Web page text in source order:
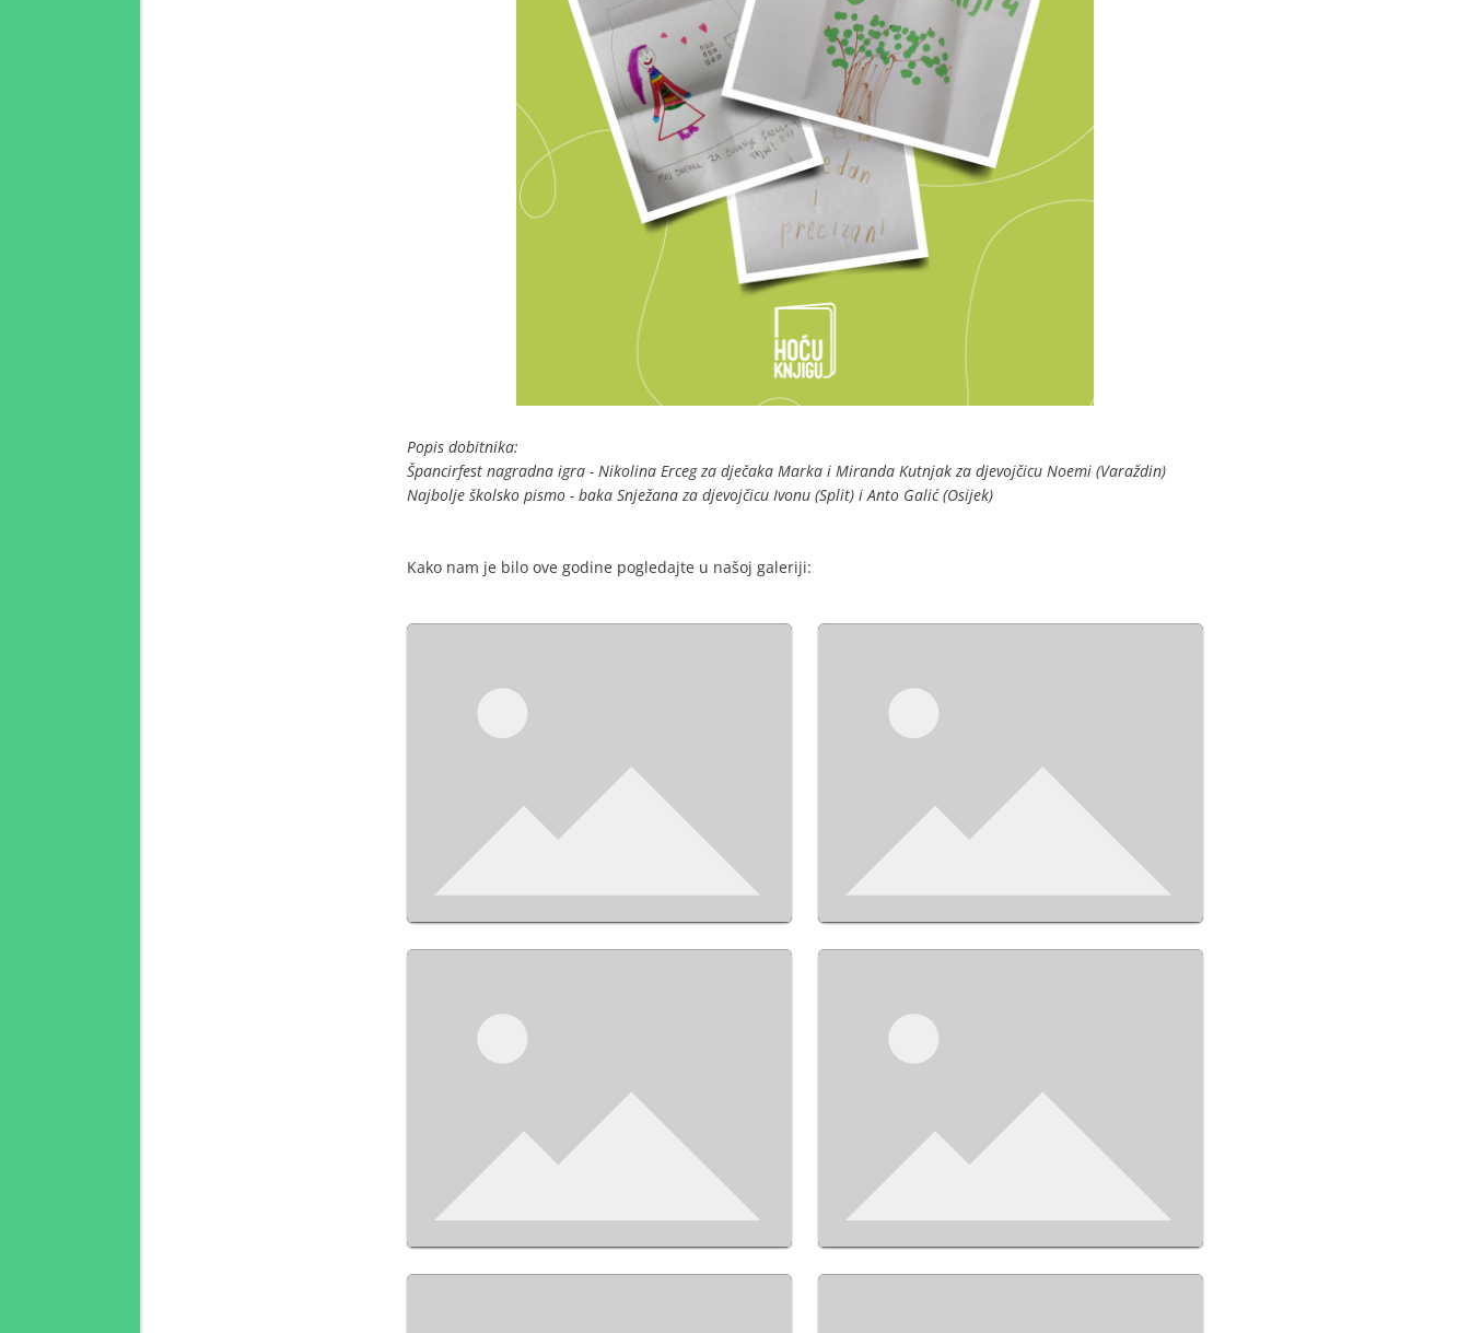
Popis dobitnika:
Špancirfest nagradna igra - Nikolina Erceg za dječaka Marka i Miranda Kutnjak za djevojčicu Noemi (Varaždin)
Najbolje školsko pismo - baka Snježana za djevojčicu Ivonu (Split) i Anto Galić (Osijek)
Kako nam je bilo ove godine pogledajte u našoj galeriji: